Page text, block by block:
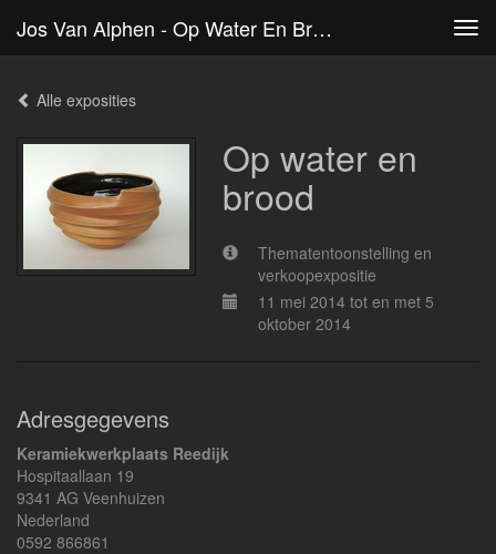
Jos Van Alphen - Op Water En Brood
Alle exposities
Op water en
brood
Thematentoonstelling en
verkoopexpositie
11 mei 2014 tot en met 5
oktober 2014
Adresgegevens
Keramiekwerkplaats Reedijk
Hospitaallaan 19
9341 AG Veenhuizen
Nederland
0592 866861